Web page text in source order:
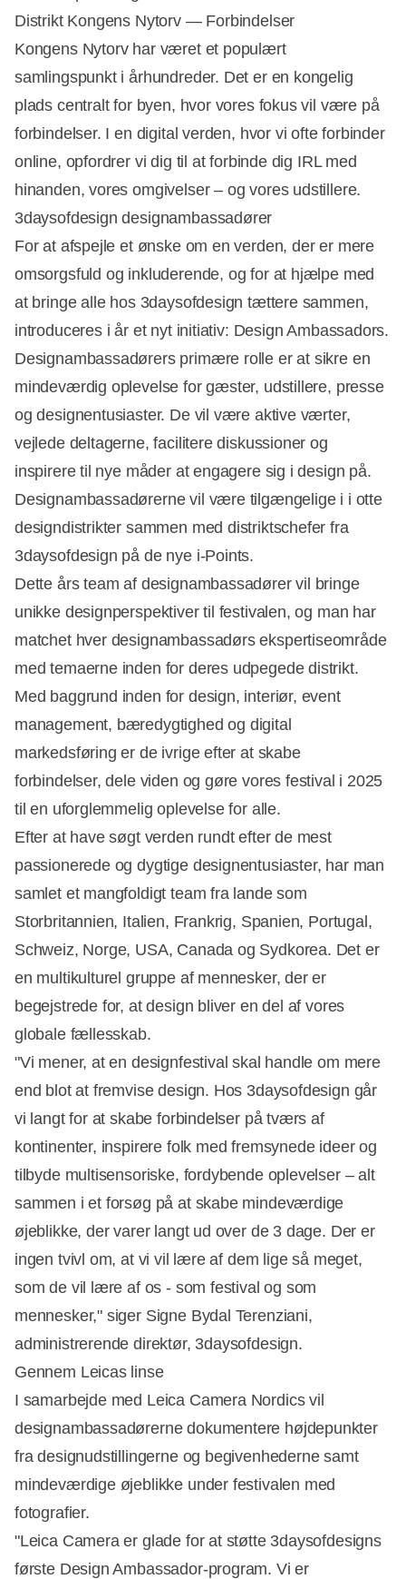
Distrikt Kongens Nytorv — Forbindelser
Kongens Nytorv har været et populært
samlingspunkt i århundreder. Det er en kongelig
plads centralt for byen, hvor vores fokus vil være på
forbindelser. I en digital verden, hvor vi ofte forbinder
online, opfordrer vi dig til at forbinde dig IRL med
hinanden, vores omgivelser – og vores udstillere.
3daysofdesign designambassadører
For at afspejle et ønske om en verden, der er mere
omsorgsfuld og inkluderende, og for at hjælpe med
at bringe alle hos 3daysofdesign tættere sammen,
introduceres i år et nyt initiativ: Design Ambassadors.
Designambassadørers primære rolle er at sikre en
mindeværdig oplevelse for gæster, udstillere, presse
og designentusiaster. De vil være aktive værter,
vejlede deltagerne, facilitere diskussioner og
inspirere til nye måder at engagere sig i design på.
Designambassadørerne vil være tilgængelige i i otte
designdistrikter sammen med distriktschefer fra
3daysofdesign på de nye i-Points.
Dette års team af designambassadører vil bringe
unikke designperspektiver til festivalen, og man har
matchet hver designambassadørs ekspertiseområde
med temaerne inden for deres udpegede distrikt.
Med baggrund inden for design, interiør, event
management, bæredygtighed og digital
markedsføring er de ivrige efter at skabe
forbindelser, dele viden og gøre vores festival i 2025
til en uforglemmelig oplevelse for alle.
Efter at have søgt verden rundt efter de mest
passionerede og dygtige designentusiaster, har man
samlet et mangfoldigt team fra lande som
Storbritannien, Italien, Frankrig, Spanien, Portugal,
Schweiz, Norge, USA, Canada og Sydkorea. Det er
en multikulturel gruppe af mennesker, der er
begejstrede for, at design bliver en del af vores
globale fællesskab.
"Vi mener, at en designfestival skal handle om mere
end blot at fremvise design. Hos 3daysofdesign går
vi langt for at skabe forbindelser på tværs af
kontinenter, inspirere folk med fremsynede ideer og
tilbyde multisensoriske, fordybende oplevelser – alt
sammen i et forsøg på at skabe mindeværdige
øjeblikke, der varer langt ud over de 3 dage. Der er
ingen tvivl om, at vi vil lære af dem lige så meget,
som de vil lære af os - som festival og som
mennesker," siger Signe Bydal Terenziani,
administrerende direktør, 3daysofdesign.
Gennem Leicas linse
I samarbejde med Leica Camera Nordics vil
designambassadørerne dokumentere højdepunkter
fra designudstillingerne og begivenhederne samt
mindeværdige øjeblikke under festivalen med
fotografier.
"Leica Camera er glade for at støtte 3daysofdesigns
første Design Ambassador-program. Vi er